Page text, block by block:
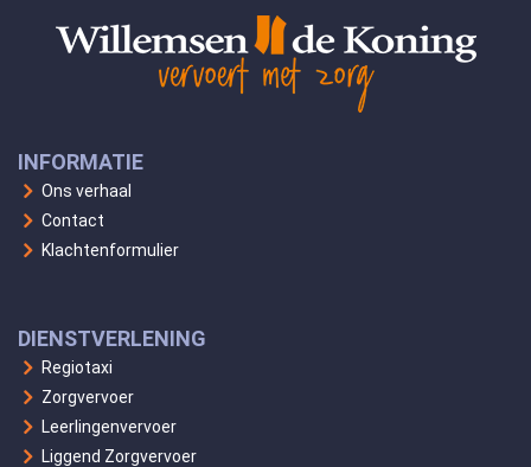
INFORMATIE
Ons verhaal
Contact
Klachtenformulier
DIENSTVERLENING
Regiotaxi
Zorgvervoer
Leerlingenvervoer
Liggend Zorgvervoer